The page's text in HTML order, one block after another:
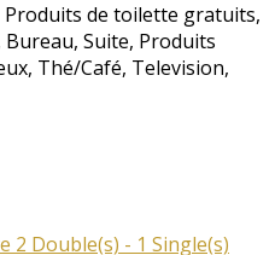
Produits de toilette gratuits,
Bureau, Suite, Produits
, Thé/Café, Television,